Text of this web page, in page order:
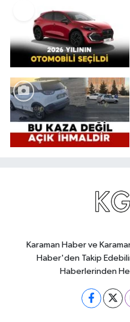
Karaman Haber ve
Haber'den Takip
Haberlerinden